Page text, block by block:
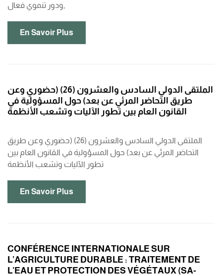
En Savoir Plus
الملتقى الدولي السادس والعشرون (26) (حضوري وعن
طريق التحاضر المرئي عن بعد) حول المسؤولية في
القانون العام بين تطور الآليات وتشعب الأنظمة
الملتقى الدولي السادس والعشرون (26) (حضوري وعن طريق
التحاضر المرئي عن بعد) حول المسؤولية في القانون العام بين
تطور الآليات وتشعب الأنظمة
En Savoir Plus
CONFÉRENCE INTERNATIONALE SUR
L’AGRICULTURE DURABLE : TRAITEMENT DE
L’EAU ET PROTECTION DES VÉGÉTAUX (SA-